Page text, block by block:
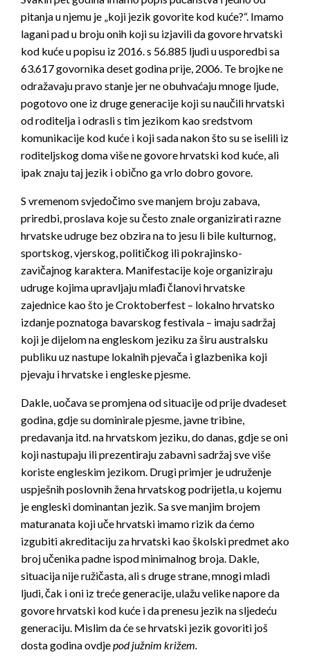
pitanja u njemu je „koji jezik govorite kod kuće?“. Imamo
lagani pad u broju onih koji su izjavili da govore hrvatski
kod kuće u popisu iz 2016. s 56.885 ljudi u usporedbi sa
63.617 govornika deset godina prije, 2006. Te brojke ne
odražavaju pravo stanje jer ne obuhvaćaju mnoge ljude,
pogotovo one iz druge generacije koji su naučili hrvatski
od roditelja i odrasli s tim jezikom kao sredstvom
komunikacije kod kuće i koji sada nakon što su se iselili iz
roditeljskog doma više ne govore hrvatski kod kuće, ali
ipak znaju taj jezik i obično ga vrlo dobro govore.
S vremenom svjedočimo sve manjem broju zabava,
priredbi, proslava koje su često znale organizirati razne
hrvatske udruge bez obzira na to jesu li bile kulturnog,
sportskog, vjerskog, političkog ili pokrajinsko-
zavičajnog karaktera. Manifestacije koje organiziraju
udruge kojima upravljaju mlađi članovi hrvatske
zajednice kao što je Croktoberfest – lokalno hrvatsko
izdanje poznatoga bavarskog festivala – imaju sadržaj
koji je dijelom na engleskom jeziku za širu australsku
publiku uz nastupe lokalnih pjevača i glazbenika koji
pjevaju i hrvatske i engleske pjesme.
Dakle, uočava se promjena od situacije od prije dvadeset
godina, gdje su dominirale pjesme, javne tribine,
predavanja itd. na hrvatskom jeziku, do danas, gdje se oni
koji nastupaju ili prezentiraju zabavni sadržaj sve više
koriste engleskim jezikom. Drugi primjer je udruženje
uspješnih poslovnih žena hrvatskog podrijetla, u kojemu
je engleski dominantan jezik. Sa sve manjim brojem
maturanata koji uče hrvatski imamo rizik da ćemo
izgubiti akreditaciju za hrvatski kao školski predmet ako
broj učenika padne ispod minimalnog broja. Dakle,
situacija nije ružičasta, ali s druge strane, mnogi mladi
ljudi, čak i oni iz treće generacije, ulažu velike napore da
govore hrvatski kod kuće i da prenesu jezik na sljedeću
generaciju. Mislim da će se hrvatski jezik govoriti još
dosta godina ovdjepod južnim križem.